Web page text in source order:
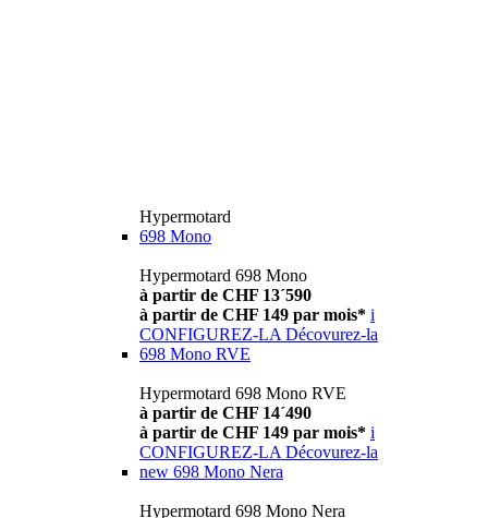
Hypermotard
698 Mono
Hypermotard 698 Mono
à partir de CHF 13´590
à partir de CHF 149 par mois* i
CONFIGUREZ-LA Décovurez-la
698 Mono RVE
Hypermotard 698 Mono RVE
à partir de CHF 14´490
à partir de CHF 149 par mois* i
CONFIGUREZ-LA Décovurez-la
new 698 Mono Nera
Hypermotard 698 Mono Nera